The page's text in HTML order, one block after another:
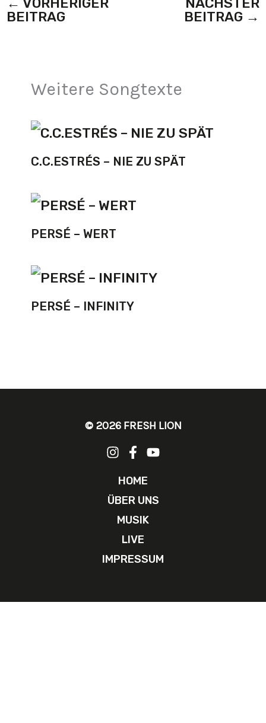
BEITRAG
BEITRAG →
Weitere Songtexte
C.C.ESTRÉS – NIE ZU SPÄT
PERSÉ – WERT
PERSÉ – INFINITY
© 2026 FRESH LION
HOME
ÜBER UNS
MUSIK
LIVE
IMPRESSUM